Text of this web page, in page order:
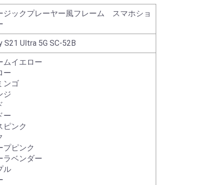
ジックプレーヤー風フレーム スマホショ
S21 Ultra 5G SC-52B
ムイエロー
ー
ンゴ
ジ
ー
ピンク
プピンク
ラベンダー
ル